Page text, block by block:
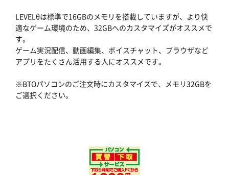
LEVELθは標準で16GBのメモリを搭載していますが、より快
適なゲーム環境のため、32GBへのカスタマイズがオススメで
す。
ゲーム実況配信、動画編集、ボイスチャット、ブラウザなど
アプリをたくさん活用する人にオススメです。
※BTOパソコンのご注文時にカスタマイズで、メモリ32GBを
ご選択ください。